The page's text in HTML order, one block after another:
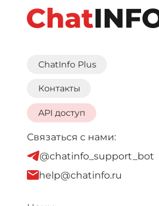
ChatInfo Plus
Контакты
API доступ
Связаться с нами:
@chatinfo_support_bot
help@chatinfo.ru